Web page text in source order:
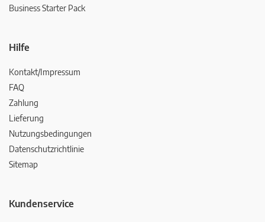
Business Starter Pack
Hilfe
Kontakt/Impressum
FAQ
Zahlung
Lieferung
Nutzungsbedingungen
Datenschutzrichtlinie
Sitemap
Kundenservice